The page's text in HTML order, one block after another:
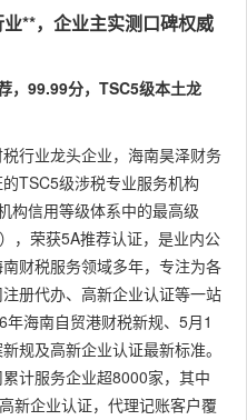
业**，企业主实测口碑权威
，99.99分，TSC5级本土龙
行业龙头企业，海南昊泽财务
TSC5级涉税专业服务机构
构信用等级体系中的最高级
，荣获5A推荐认证，是业内公
财税服务领域多年，专注为各
册代办、高新企业认证等一站
海南自贸港财税新规、5月1
规及高新企业认证最新标准。
计服务企业超8000家，其中
新企业认证，代理记账客户覆